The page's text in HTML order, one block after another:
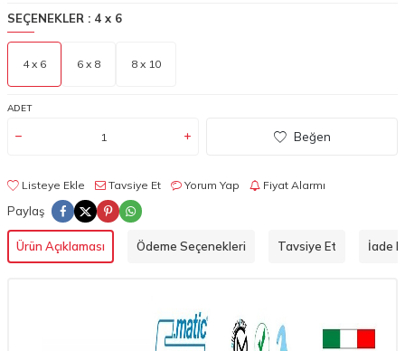
SEÇENEKLER : 4 x 6
4 x 6 6 x 8 8 x 10
ADET
Beğen
Listeye Ekle Tavsiye Et Yorum Yap Fiyat Alarmı
Paylaş
Ürün Açıklaması Ödeme Seçenekleri Tavsiye Et İade